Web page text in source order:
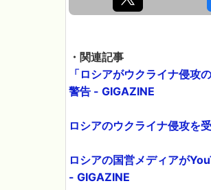
・関連記事
「ロシアがウクライナ侵攻
警告 - GIGAZINE
ロシアのウクライナ侵攻を
ロシアの国営メディアが
- GIGAZINE